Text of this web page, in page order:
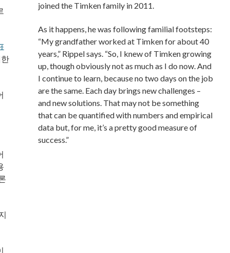
joined the Timken family in 2011.
As it happens, he was following familial footsteps:
“My grandfather worked at Timken for about 40
years,” Rippel says. “So, I knew of Timken growing
up, though obviously not as much as I do now. And
I continue to learn, because no two days on the job
are the same. Each day brings new challenges –
and new solutions. That may not be something
that can be quantified with numbers and empirical
data but, for me, it’s a pretty good measure of
success.”